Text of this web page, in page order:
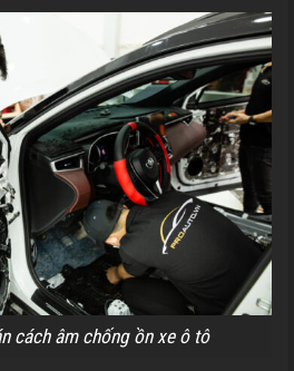
cách âm chống ồn xe ô tô